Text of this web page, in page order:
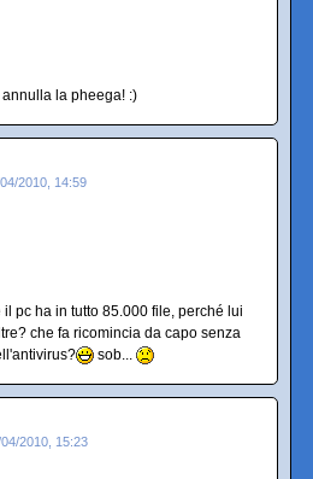
la pheega! :)
2010, 14:59
pc ha in tutto 85.000 file, perché lui
che fa ricomincia da capo senza
sob...
2010, 15:23